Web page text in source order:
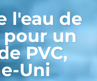
l'eau de
un
PVC,
Uni